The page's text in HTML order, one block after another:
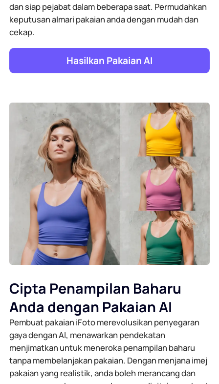
dan siap pejabat dalam beberapa saat. Permudahkan
keputusan almari pakaian anda dengan mudah dan
cekap.
Hasilkan Pakaian AI
Cipta Penampilan Baharu
Anda dengan Pakaian AI
Pembuat pakaian iFoto merevolusikan penyegaran
gaya dengan AI, menawarkan pendekatan
menjimatkan untuk meneroka penampilan baharu
tanpa membelanjakan pakaian. Dengan menjana imej
pakaian yang realistik, anda boleh merancang dan